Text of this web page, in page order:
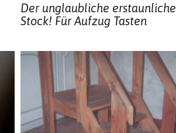
Der unglaubliche erstaunliche
Stock! Für Aufzug Tasten